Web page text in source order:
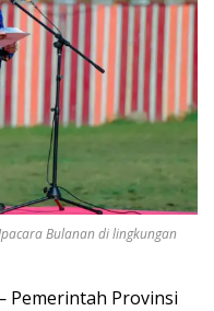
Bulanan di lingkungan
Pemerintah Provinsi